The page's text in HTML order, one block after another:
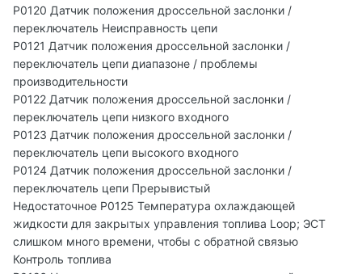
P0120 Датчик положения дроссельной заслонки /
переключатель Неисправность цепи
P0121 Датчик положения дроссельной заслонки /
переключатель цепи диапазоне / проблемы
производительности
P0122 Датчик положения дроссельной заслонки /
переключатель цепи низкого входного
P0123 Датчик положения дроссельной заслонки /
переключатель цепи высокого входного
P0124 Датчик положения дроссельной заслонки /
переключатель цепи Прерывистый
Недостаточное P0125 Температура охлаждающей
жидкости для закрытых управления топлива Loop; ЭСТ
слишком много времени, чтобы с обратной связью
Контроль топлива